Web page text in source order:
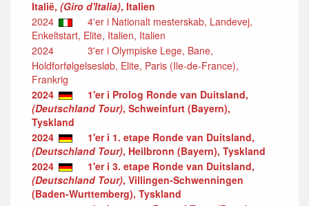
Italië, (Giro d'Italia), Italien
2024
4'er i Nationalt mesterskab, Landevej,
Enkeltstart, Elite, Italien, Italien
2024
3'er i Olympiske Lege, Bane,
Holdforfølgelsesløb, Elite, Paris (Ile-de-France),
Frankrig
2024
1'er i Prolog Ronde van Duitsland,
(Deutschland Tour), Schweinfurt (Bayern),
Tyskland
2024
1'er i 1. etape Ronde van Duitsland,
(Deutschland Tour), Heilbronn (Bayern), Tyskland
2024
1'er i 3. etape Ronde van Duitsland,
(Deutschland Tour), Villingen-Schwenningen
(Baden-Wurttemberg), Tyskland